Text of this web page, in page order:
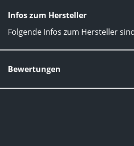
Infos zum Hersteller
Folgende Infos zum Hersteller
Bewertungen